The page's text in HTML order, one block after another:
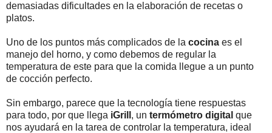
demasiadas dificultades en la elaboración de recetas o
platos.
Uno de los puntos más complicados de la cocina es el
manejo del horno, y como debemos de regular la
temperatura de este para que la comida llegue a un punto
de cocción perfecto.
Sin embargo, parece que la tecnología tiene respuestas
para todo, por que llega iGrill , un termómetro digital que
nos ayudará en la tarea de controlar la temperatura, ideal